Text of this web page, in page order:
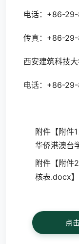
电话：+86-
传真：+86-
西安建筑科技
电话：+86-
附件【附件
华侨港澳台
附件【附件
核表.docx
点